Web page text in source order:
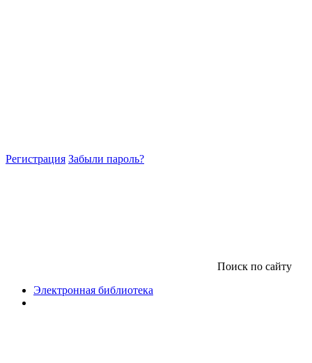
Регистрация Забыли пароль?
Поиск по сайту
Электронная библиотека